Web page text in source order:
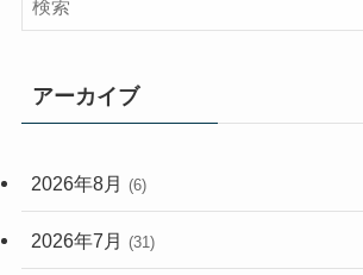
(33)
(248)
アーカイブ
2026年8月 (6)
2026年7月 (31)